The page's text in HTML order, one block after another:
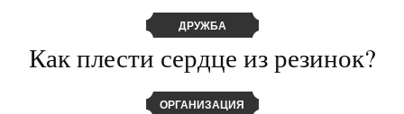
ДРУЖБА
Как плести сердце из резинок?
ОРГАНИЗАЦИЯ